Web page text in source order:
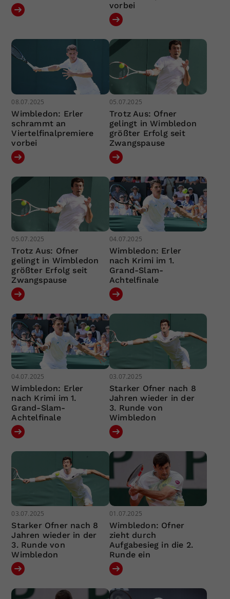
vorbei
08.07.2025
Wimbledon: Erler
schrammt an
Viertelfinalpremiere
vorbei
05.07.2025
Trotz Aus: Ofner
gelingt in Wimbledon
größter Erfolg seit
Zwangspause
05.07.2025
Trotz Aus: Ofner
gelingt in Wimbledon
größter Erfolg seit
Zwangspause
04.07.2025
Wimbledon: Erler
nach Krimi im 1.
Grand-Slam-
Achtelfinale
04.07.2025
Wimbledon: Erler
nach Krimi im 1.
Grand-Slam-
Achtelfinale
03.07.2025
Starker Ofner nach 8
Jahren wieder in der
3. Runde von
Wimbledon
03.07.2025
Starker Ofner nach 8
Jahren wieder in der
3. Runde von
Wimbledon
01.07.2025
Wimbledon: Ofner
zieht durch
Aufgabesieg in die 2.
Runde ein